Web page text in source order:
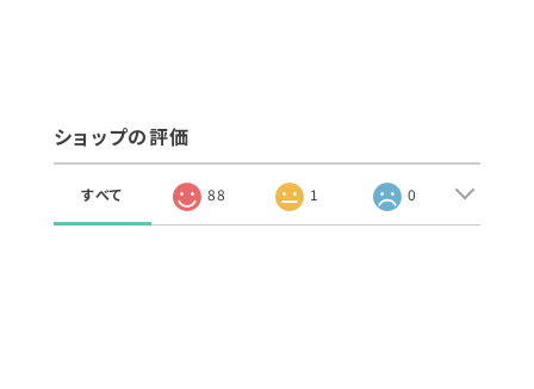
ショップの評価
すべて 88 1 0